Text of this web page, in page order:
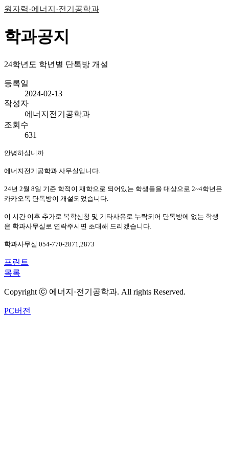
원자력·에너지·전기공학과
학과공지
24학년도 학년별 단톡방 개설
등록일
2024-02-13
작성자
에너지전기공학과
조회수
631
안녕하십니까
에너지전기공학과 사무실입니다.
24년 2월 8일 기준 학적이 재학으로 되어있는 학생들을 대상으로 2~4학년은
카카오톡 단톡방이 개설되었습니다.
이 시간 이후 추가로 복학신청 및 기타사유로 누락되어 단톡방에 없는 학생
은 학과사무실로 연락주시면 초대해 드리겠습니다.
학과사무실 054-770-2871,2873
프린트
목록
Copyright ⓒ 에너지·전기공학과. All rights Reserved.
PC버전